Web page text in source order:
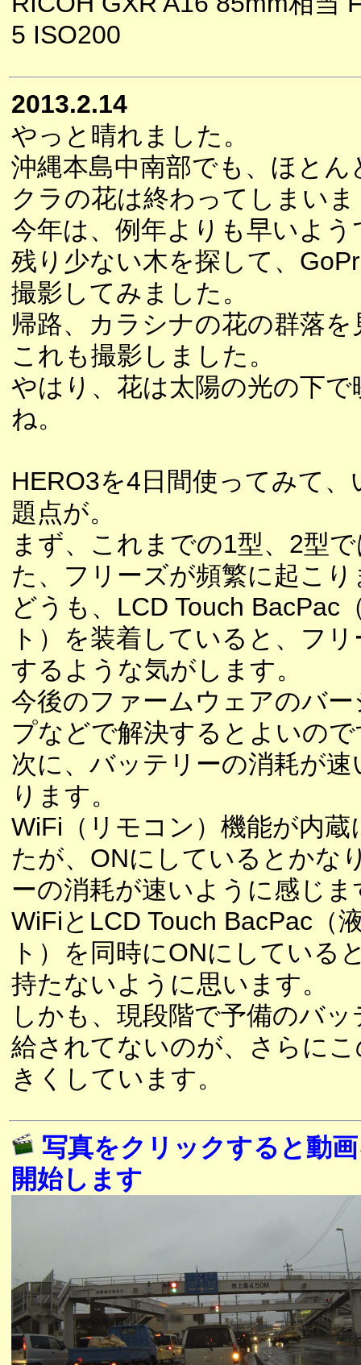
5 ISO200
2013.2.14
やっと晴れました。
沖縄本島中南部でも、ほとん
クラの花は終わってしまい
今年は、例年よりも早いよう
残り少ない木を探して、
撮影してみました。
帰路、カラシナの花の群落
これも撮影しました。
やはり、花は太陽の光の下で
ね。
HERO3を4日間使ってみて、
題点が。
まず、これまでの1型、2型
た、フリーズが頻繁に起こり
どうも、LCD Touch BacPac
ト）を装着していると、フ
するような気がします。
今後のファームウェアのバ
プなどで解決するとよいの
次に、バッテリーの消耗が
ります。
WiFi（リモコン）機能が内蔵
たが、ONにしているとかな
ーの消耗が速いように感じま
WiFiとLCD Touch BacPac（
ト）を同時にONにしている
持たないように思います。
しかも、現段階で予備のバ
給されてないのが、さらに
きくしています。
写真をクリックすると動
開始します